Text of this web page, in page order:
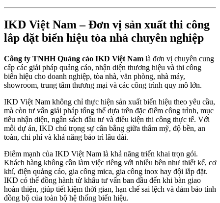
IKD Việt Nam – Đơn vị sản xuất thi công
lắp đặt biển hiệu tòa nhà chuyên nghiệp
Công ty TNHH Quảng cáo IKD Việt Nam là đơn vị chuyên cung
cấp các giải pháp quảng cáo, nhận diện thương hiệu và thi công
biển hiệu cho doanh nghiệp, tòa nhà, văn phòng, nhà máy,
showroom, trung tâm thương mại và các công trình quy mô lớn.
IKD Việt Nam không chỉ thực hiện sản xuất biển hiệu theo yêu cầu,
mà còn tư vấn giải pháp tổng thể dựa trên đặc điểm công trình, mục
tiêu nhận diện, ngân sách đầu tư và điều kiện thi công thực tế. Với
mỗi dự án, IKD chú trọng sự cân bằng giữa thẩm mỹ, độ bền, an
toàn, chi phí và khả năng bảo trì lâu dài.
Điểm mạnh của IKD Việt Nam là khả năng triển khai trọn gói.
Khách hàng không cần làm việc riêng với nhiều bên như thiết kế, cơ
khí, điện quảng cáo, gia công mica, gia công inox hay đội lắp đặt.
IKD có thể đồng hành từ khâu tư vấn ban đầu đến khi bàn giao
hoàn thiện, giúp tiết kiệm thời gian, hạn chế sai lệch và đảm bảo tính
đồng bộ của toàn bộ hệ thống biển hiệu.